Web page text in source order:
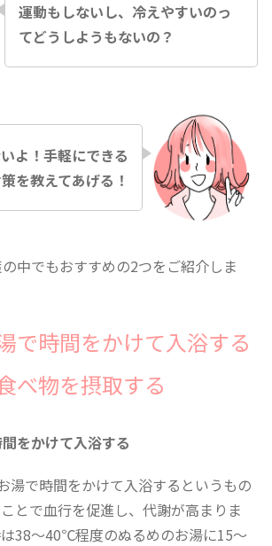
運動もしないし、冷えやすいのっ
てどうしようもないの？
よ！手軽にできる
を教えてあげる！
中でもおすすめの2つをご紹介しま
で時間をかけて入浴する
べ物を摂取する
をかけて入浴する
湯で時間をかけて入浴するというもの
とで血行を促進し、代謝が高まりま
38〜40℃程度のぬるめのお湯に15〜